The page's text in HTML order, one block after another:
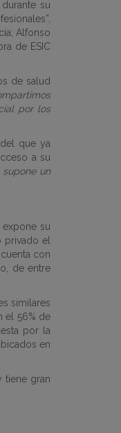
su
”,
Alfonso
de ESIC
de salud
por los
que ya
a su
un
su
privado el
con
de entre
similares
el 56% de
por la
en
tiene gran